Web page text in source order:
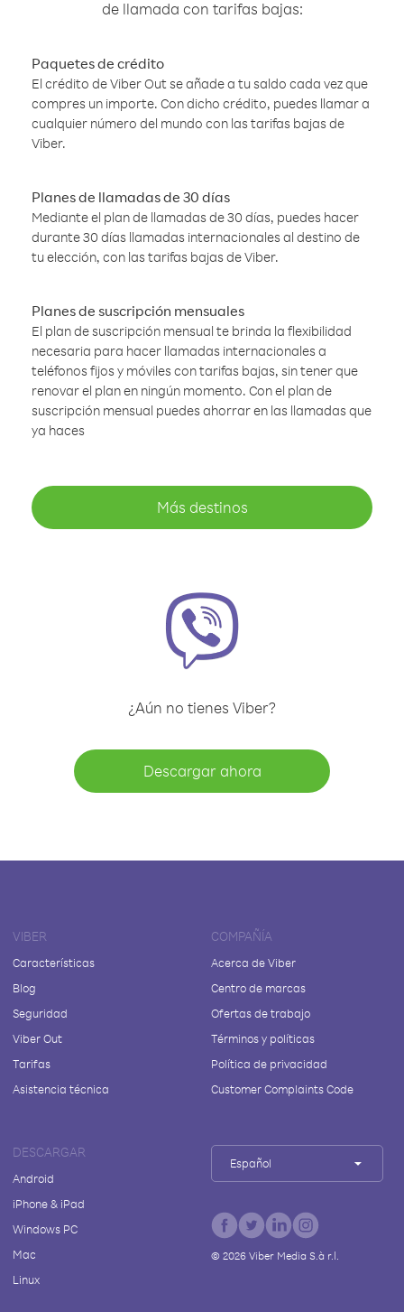
de llamada con tarifas bajas:
Paquetes de crédito
El crédito de Viber Out se añade a tu saldo cada vez que
compres un importe. Con dicho crédito, puedes llamar a
cualquier número del mundo con las tarifas bajas de
Viber.
Planes de llamadas de 30 días
Mediante el plan de llamadas de 30 días, puedes hacer
durante 30 días llamadas internacionales al destino de
tu elección, con las tarifas bajas de Viber.
Planes de suscripción mensuales
El plan de suscripción mensual te brinda la flexibilidad
necesaria para hacer llamadas internacionales a
teléfonos fijos y móviles con tarifas bajas, sin tener que
renovar el plan en ningún momento. Con el plan de
suscripción mensual puedes ahorrar en las llamadas que
ya haces
Más destinos
¿Aún no tienes Viber?
Descargar ahora
VIBER
Características
Blog
Seguridad
Viber Out
Tarifas
Asistencia técnica
COMPAÑÍA
Acerca de Viber
Centro de marcas
Ofertas de trabajo
Términos y políticas
Política de privacidad
Customer Complaints Code
DESCARGAR
Android
iPhone & iPad
Windows PC
Mac
Linux
Español
© 2026Viber Media S.à r.l.